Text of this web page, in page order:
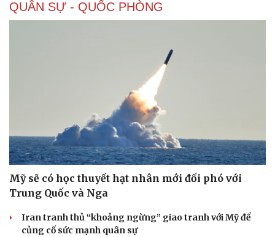
Công nghệ
Sành điệu
Tin Công nghệ
Trải nghiệm
Chuyển đổi số
QUÂN SỰ - QUỐC PHÒNG
Mỹ sẽ có học thuyết hạt nhân mới đối phó với
Trung Quốc và Nga
Iran tranh thủ “khoảng ngừng” giao tranh với Mỹ để
củng cố sức mạnh quân sự